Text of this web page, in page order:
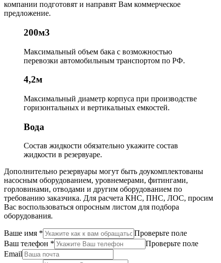
компании подготовят и направят Вам коммерческое
предложение.
200м3
Максимальный объем бака с возможностью
перевозки автомобильным транспортом по РФ.
4,2м
Максимальный диаметр корпуса при производстве
горизонтальных и вертикальных емкостей.
Вода
Состав жидкости обязательно укажите состав
жидкости в резервуаре.
Дополнительно резервуары могут быть доукомплектованы
насосным оборудованием, уровнемерами, фитингами,
горловинами, отводами и другим оборудованием по
требованию заказчика. Для расчета КНС, ПНС, ЛОС, просим
Вас воспользоваться опросным листом для подбора
оборудования.
Ваше имя *
Проверьте поле
Ваш телефон *
Проверьте поле
Email